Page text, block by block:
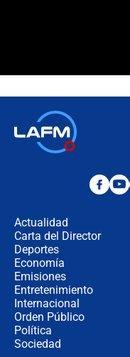
Actualidad
Carta del Director
Deportes
Economía
Emisiones
Entretenimiento
Internacional
Orden Público
Política
Sociedad